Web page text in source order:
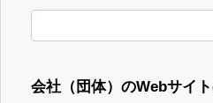
会社（団体）のWebサイ